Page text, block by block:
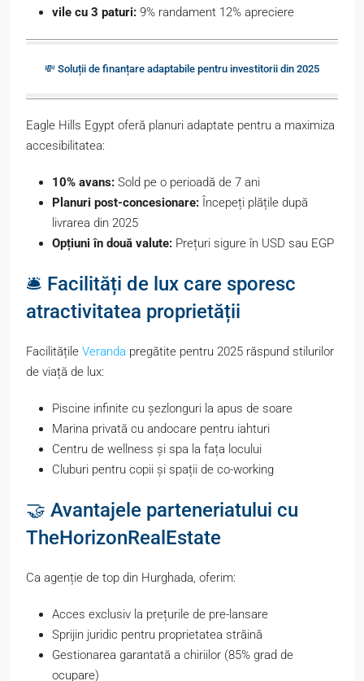
vile cu 3 paturi: 9% randament 12% apreciere
💸 Soluții de finanțare adaptabile pentru investitorii din 2025
Eagle Hills Egypt oferă planuri adaptate pentru a maximiza
accesibilitatea:
10% avans: Sold pe o perioadă de 7 ani
Planuri post-concesionare: Începeți plățile după
livrarea din 2025
Opțiuni în două valute: Prețuri sigure în USD sau EGP
🛎️ Facilități de lux care sporesc
atractivitatea proprietății
Facilitățile Veranda pregătite pentru 2025 răspund stilurilor
de viață de lux:
Piscine infinite cu șezlonguri la apus de soare
Marina privată cu andocare pentru iahturi
Centru de wellness și spa la fața locului
Cluburi pentru copii și spații de co-working
🤝 Avantajele parteneriatului cu
TheHorizonRealEstate
Ca agenție de top din Hurghada, oferim:
Acces exclusiv la prețurile de pre-lansare
Sprijin juridic pentru proprietatea străină
Gestionarea garantată a chiriilor (85% grad de
ocupare)